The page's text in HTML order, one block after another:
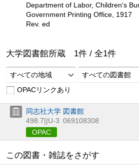
Department of Labor, Children's
Government Printing Office, 1917
Rev. ed
大学図書館所蔵 1件 / 全1件
すべての地域
すべての図書館
OPACリンクあり
同志社大学 図書館
498.7||U-3 069108308
OPAC
この図書・雑誌をさがす